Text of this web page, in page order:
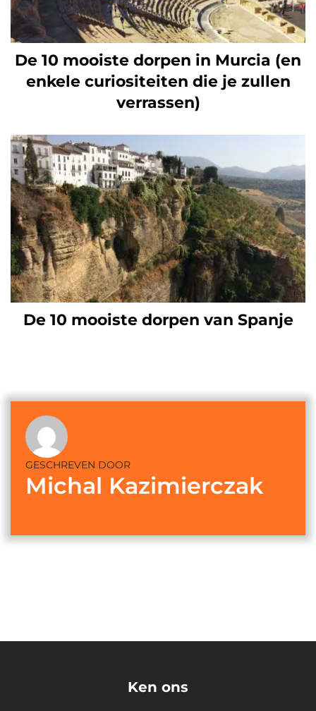
De 10 mooiste dorpen in Murcia (en
enkele curiositeiten die je zullen
verrassen)
De 10 mooiste dorpen van Spanje
GESCHREVEN DOOR
Michal Kazimierczak
Ken ons